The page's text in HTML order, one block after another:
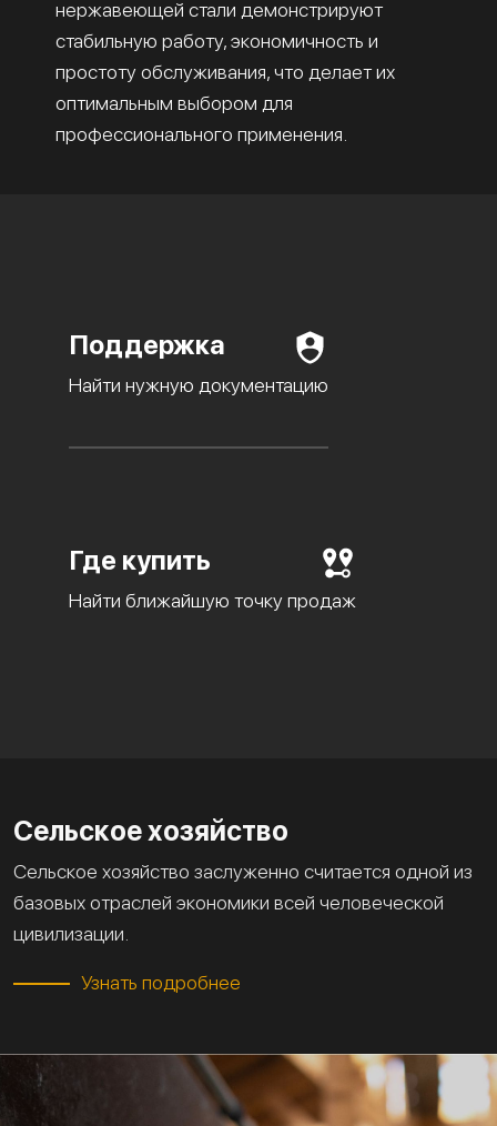
нержавеющей стали демонстрируют
стабильную работу, экономичность и
простоту обслуживания, что делает их
оптимальным выбором для
профессионального применения.
Поддержка
Найти нужную документацию
Где купить
Найти ближайшую точку продаж
Сельское хозяйство
Сельское хозяйство заслуженно считается одной из
базовых отраслей экономики всей человеческой
цивилизации.
Узнать подробнее